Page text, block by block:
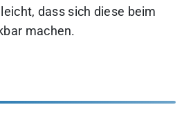
dass sich diese beim
machen.